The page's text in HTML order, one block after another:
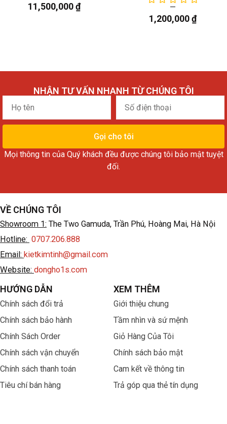
11,500,000₫
1,200,000₫
NHẬN TƯ VẤN NHANH TỪ CHÚNG TÔI
Họ
tên
điện
thoại
Gọi cho tôi
Mọi thông tin của Quý khách đều được chúng tôi bảo mật tuyệt
đối.
VỀ CHÚNG TÔI
Showroom 1: The Two Gamuda, Trần Phú, Hoàng Mai, Hà Nội
Hotline: 0707.206.888
Email: kietkimtinh@gmail.com
Website: dongho1s.com
HƯỚNG DẪN
Chính sách đổi trả
Chính sách bảo hành
Chính Sách Order
Chính sách vận chuyển
Chính sách thanh toán
Tiêu chí bán hàng
XEM THÊM
Giới thiệu chung
Tầm nhìn và sứ mệnh
Giỏ Hàng Của Tôi
Chính sách bảo mật
Cam kết về thông tin
Trả góp qua thẻ tín dụng